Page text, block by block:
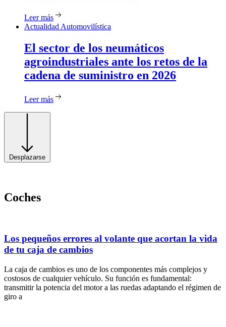
Leer más
Actualidad Automovilística
El sector de los neumáticos
agroindustriales ante los retos de la
cadena de suministro en 2026
Leer más
Desplazarse
Coches
Los pequeños errores al volante que acortan la vida
de tu caja de cambios
La caja de cambios es uno de los componentes más complejos y
costosos de cualquier vehículo. Su función es fundamental:
transmitir la potencia del motor a las ruedas adaptando el régimen de
giro a